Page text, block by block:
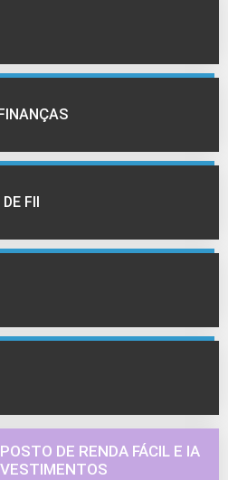
FII
DE RENDA FÁCIL E IA